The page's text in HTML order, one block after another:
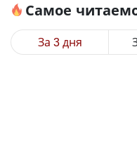
Самое
За 3 дня